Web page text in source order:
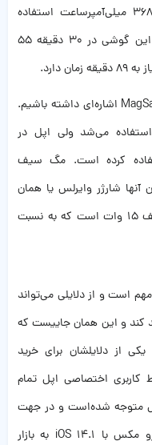
پرومکس از باتری لیتیومی با ظرفیت ۳۶۸۷ میلی‌آمپرساعت استفاده
می‌کند که شارژ سریع ۲۰ واتی هم دارد. این گوشی در ۳۰ دقیقه ۵۵
دارد.
حرف از شارژر شد و باید به مگ‌سیف MagSafe‌ اشاره‌ای داشته باشیم.
می‌شد ولی اپل در
استفاده کرده است. مگ سیف
آنها شارژر وایرلس یا همان
شارژ بی‌سیم است. سرعت شارژ با مگ‌سیف ۱۵ وات است که به نسبت
است و از دلایلی می‌تواند
کند و این همان ‌جاییست که
از دلایلشان برای خرید
اختصاصی اپل تمام
متوجه شده‌است و در جهت
رفع آنها گام برداشته است. آیفون ۱۲ پرو مکس با iOS 14.1 به بازار